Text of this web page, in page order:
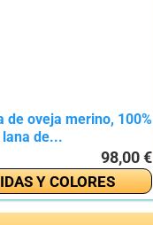
de oveja merino, 100%
lana de...
98,00 €
Y COLORES